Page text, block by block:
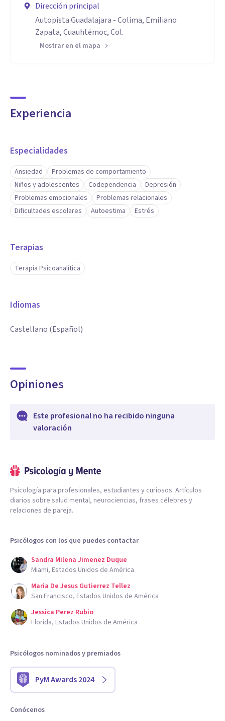
Conflictos para relacionarse
Neurosis
Dirección principal
Autopista Guadalajara - Colima, Emiliano
Zapata, Cuauhtémoc, Col.
Mostrar en el mapa
Experiencia
Especialidades
Ansiedad
Problemas de comportamiento
Niños y adolescentes
Codependencia
Depresión
Problemas emocionales
Problemas relacionales
Dificultades escolares
Autoestima Estrés
Terapias
Terapia Psicoanalítica
Idiomas
Castellano (Español)
Opiniones
Este profesional no ha recibido ninguna
valoración
Psicología para profesionales, estudiantes y curiosos. Artículos
diarios sobre salud mental, neurociencias, frases célebres y
relaciones de pareja.
Psicólogos con los que puedes contactar
Sandra Milena Jimenez Duque
Miami, Estados Unidos de América
Maria De Jesus Gutierrez Tellez
San Francisco, Estados Unidos de América
Jessica Perez Rubio
Florida, Estados Unidos de América
Psicólogos nominados y premiados
PyM Awards 2024
Conócenos